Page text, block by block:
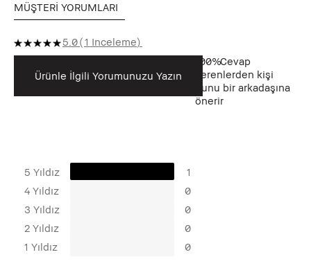
MÜŞTERI YORUMLARI
5.0 1 Inceleme
Ürünle İlgili Yorumunuzu Yazın
100%Cevap
verenlerden kişi
bunu bir arkadaşına
önerir
5 Yıldız
1
4 Yıldız
0
3 Yıldız
0
2 Yıldız
0
1 Yıldız
0